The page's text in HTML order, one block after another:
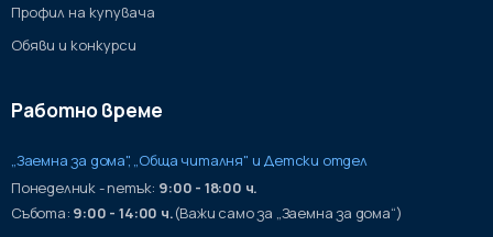
Профил на купувача
Обяви и конкурси
Работно време
„Заемна за дома", „Обща читалня" и Детски отдел
Понеделник - петък: 9:00 - 18:00 ч.
Събота: 9:00 - 14:00 ч.(Важи само за „Заемна за дома“)